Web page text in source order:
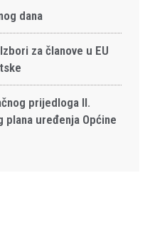
dana
za članove u EU
prijedloga II.
uređenja Općine